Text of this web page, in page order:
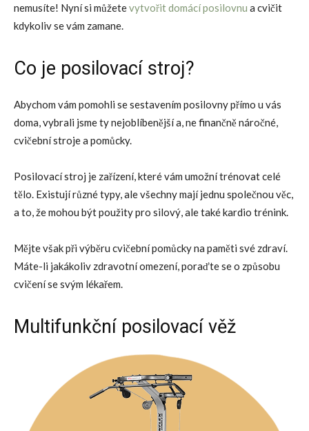
nemusíte! Nyní si můžetevytvořit domácí posilovnu a cvičit
kdykoliv se vám zamane.
Co je posilovací stroj?
Abychom vám pomohli se sestavením posilovny přímo u vás
doma, vybrali jsme ty nejoblíbenější a, ne finančně náročné,
cvičební stroje a pomůcky.
Posilovací stroj je zařízení, které vám umožní trénovat celé
tělo. Existují různé typy, ale všechny mají jednu společnou věc,
a to, že mohou být použity pro silový, ale také kardio trénink.
Mějte však při výběru cvičební pomůcky na paměti své zdraví.
Máte-li jakákoliv zdravotní omezení, poraďte se o způsobu
cvičení se svým lékařem.
Multifunkční posilovací věž